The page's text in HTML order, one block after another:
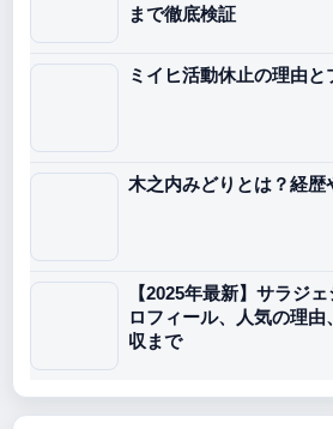
まで徹底検証
ミイヒ活動休止の理由
木之内みどりとは？経歴
【2025年最新】サラジ
ロフィール、人気の理
収まで